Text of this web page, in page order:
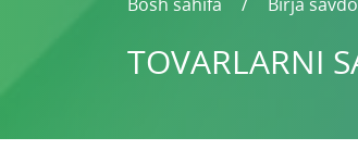
TOVARLARNI